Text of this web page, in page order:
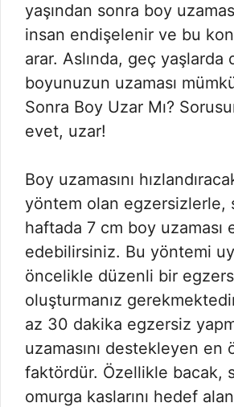
yaşından sonra boy
insan endişelenir ve bu
arar. Aslında, geç yaşlarda
boyunuzun uzaması
Sonra Boy Uzar Mı?
evet, uzar!
Boy uzamasını
yöntem olan egzersizlerle,
haftada 7 cm boy uzaması
edebilirsiniz. Bu yöntemi
öncelikle düzenli bir
oluşturmanız
az 30 dakika egzersiz
uzamasını destekleyen en
faktördür. Özellikle bacak,
omurga kaslarını hedef